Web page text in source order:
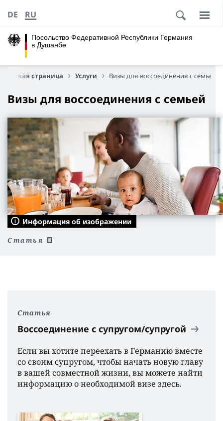
Посольство Федеративной Республики Германия
в Душанбе
DE RU
страница Услуги Визы для воссоединения с семьей
Визы для воссоединения с семьей
Информация об изображении
Статья
Статья
Воссоединение с супругом/супругой
Если вы хотите переехать в Германию вместе
со своим супругом, чтобы начать новую главу
в вашей совместной жизни, вы можете найти
информацию о необходимой визе здесь.